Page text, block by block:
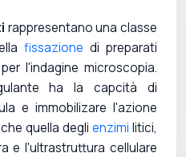
rappresentano una classe
fissazione di preparati
l'indagine microscopia.
ha la capcità di
e immobilizare l'azione
quella degli enzimi litici,
e l'ultrastruttura cellulare